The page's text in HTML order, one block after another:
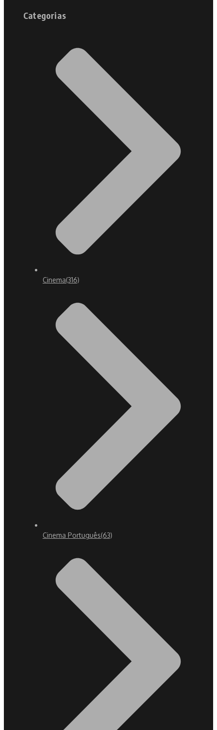
Categorias
Cinema(316)
Cinema Português(63)